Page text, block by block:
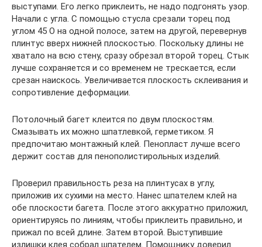
выступами. Его легко приклеить, не надо подгонять узор.
Начали с угла. С помощью стусла срезали торец под
углом 45 О на одной полосе, затем на другой, перевернув
плинтус вверх нижней плоскостью. Поскольку длины не
хватало на всю стену, сразу обрезал второй торец. Стык
лучше сохраняется и со временем не трескается, если
срезан наискось. Увеличивается плоскость склеивания и
сопротивление деформации.
Потолочный багет клеится по двум плоскостям.
Смазывать их можно шпатлевкой, герметиком. Я
предпочитаю монтажный клей. Пенопласт лучше всего
держит состав для пенополистирольных изделий.
Проверил правильность реза на плинтусах в углу,
приложив их сухими на место. Нанес шпателем клей на
обе плоскости багета. После этого аккуратно приложил,
ориентируясь по линиям, чтобы приклеить правильно, и
прижал по всей длине. Затем второй. Выступившие
излишки клея собрал шпателем. Помощнику доверил